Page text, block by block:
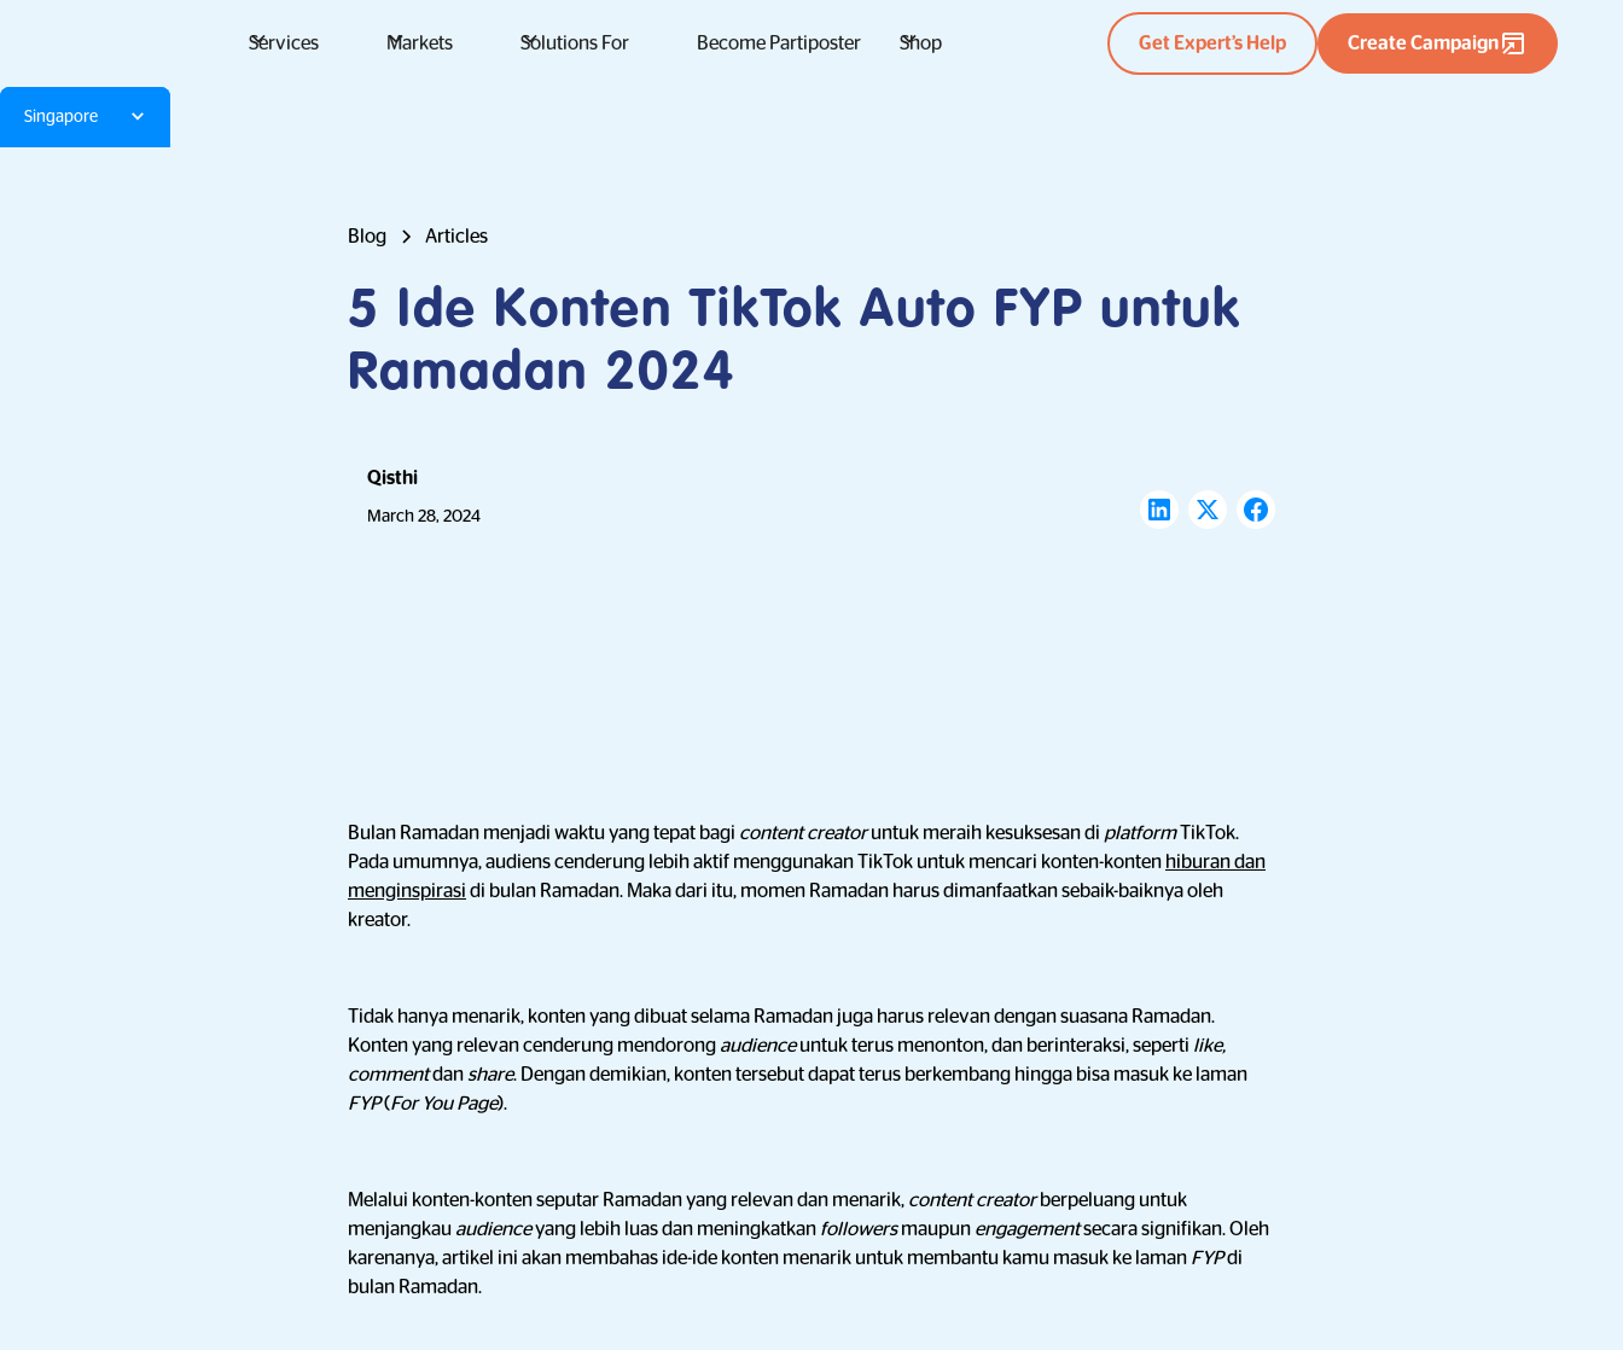
Services Markets Solutions For Become Partiposter Shop Get Expert’s Help Create Campaign
Singapore
Blog Articles
5 Ide Konten TikTok Auto FYP untuk
Ramadan 2024
Qisthi
March 28, 2024
Bulan Ramadan menjadi waktu yang tepat bagi content creatoruntuk meraih kesuksesan di platformTikTok.
Pada umumnya, audienscenderung lebih aktif menggunakan TikTok untuk mencari konten-konten hiburan dan
menginspirasi di bulan Ramadan. Maka dari itu, momen Ramadan harus dimanfaatkan sebaik-baiknya oleh
kreator.
Tidak hanya menarik, konten yang dibuat selama Ramadan juga harus relevan dengan suasana Ramadan.
Konten yang relevan cenderung mendorong audienceuntuk terus menonton, dan berinteraksi, seperti like,
commentdan share. Dengan demikian, konten tersebut dapat terus berkembang hingga bisa masuk ke laman
FYP(For You Page).
Melalui konten-konten seputar Ramadan yang relevan dan menarik, content creatorberpeluang untuk
menjangkau audienceyang lebih luas dan meningkatkan followersmaupun engagementsecara signifikan. Oleh
karenanya, artikel ini akan membahas ide-ide konten menarik untuk membantu kamu masuk ke laman FYPdi
bulan Ramadan.